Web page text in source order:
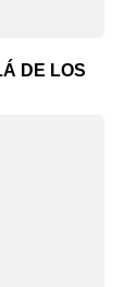
DE LOS